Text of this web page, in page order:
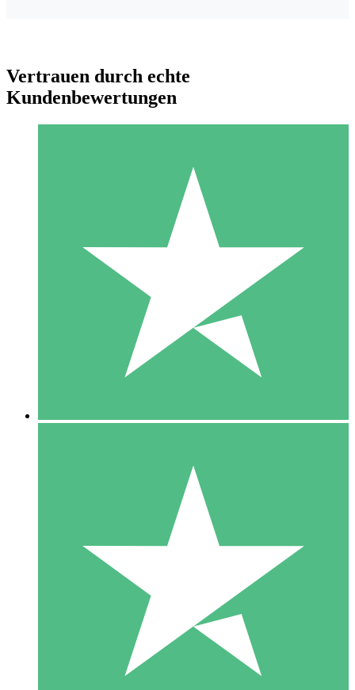
Individuelle Credit-Pakete
Zahlen Sie nach Bedarf mit Download-Credits. Keine
monatliche Verpflichtung erforderlich.
10 00
10 Downloads
20 00
Vertrauen durch echte
Kundenbewertungen